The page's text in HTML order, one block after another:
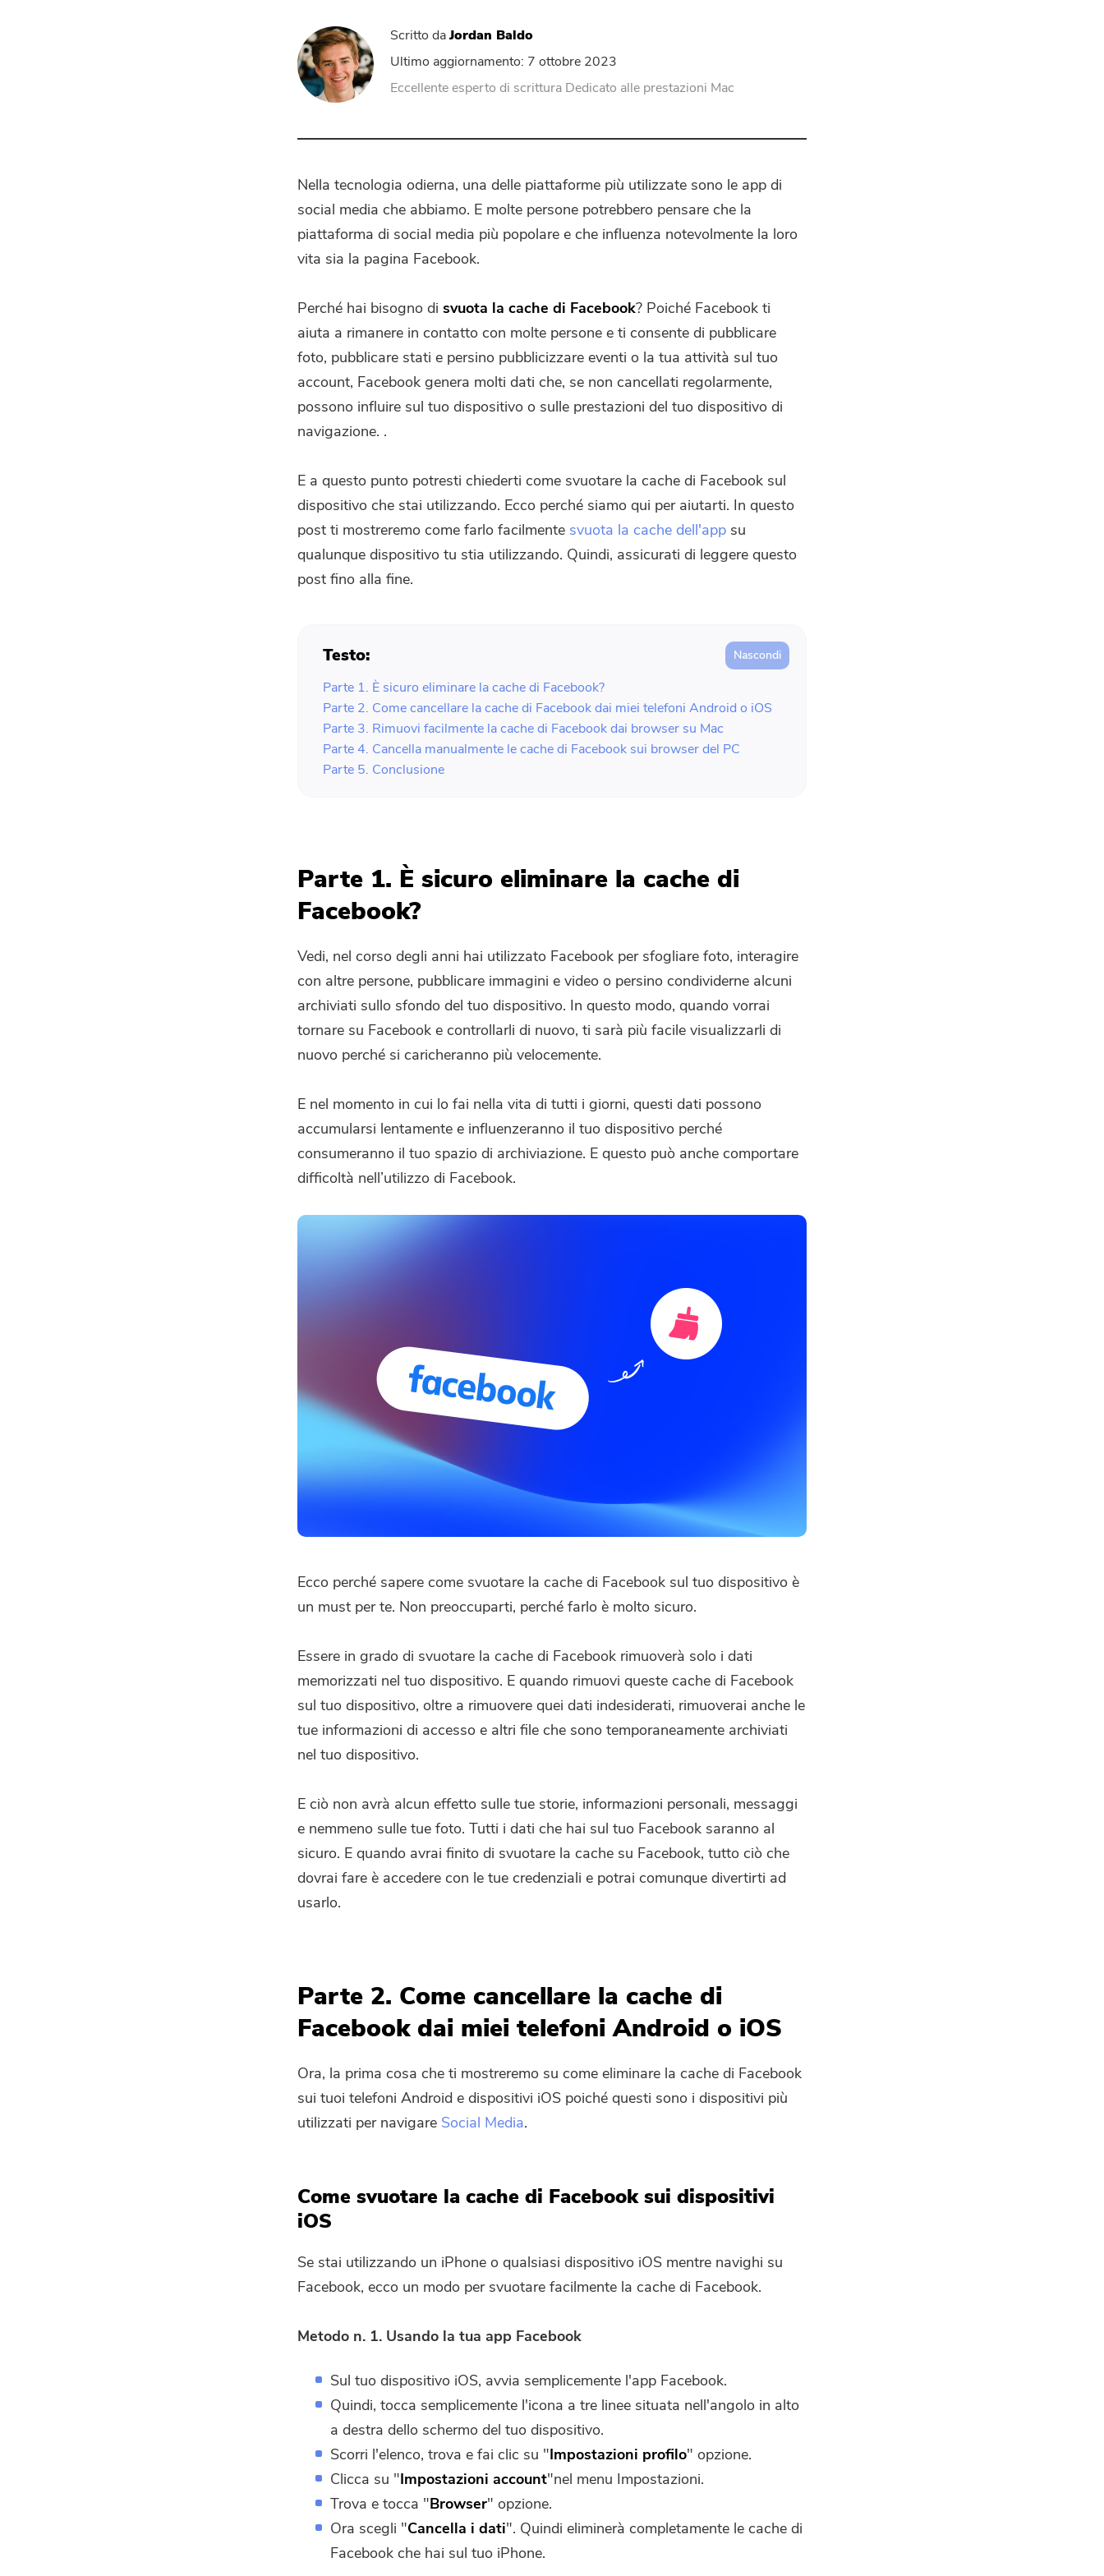
Scritto daJordan Baldo
Ultimo aggiornamento: 7 ottobre 2023
Eccellente esperto di scrittura Dedicato alle prestazioni Mac
Nella tecnologia odierna, una delle piattaforme più utilizzate sono le app di
social media che abbiamo. E molte persone potrebbero pensare che la
piattaforma di social media più popolare e che influenza notevolmente la loro
vita sia la pagina Facebook.
Perché hai bisogno di svuota la cache di Facebook? Poiché Facebook ti
aiuta a rimanere in contatto con molte persone e ti consente di pubblicare
foto, pubblicare stati e persino pubblicizzare eventi o la tua attività sul tuo
account, Facebook genera molti dati che, se non cancellati regolarmente,
possono influire sul tuo dispositivo o sulle prestazioni del tuo dispositivo di
navigazione. .
E a questo punto potresti chiederti come svuotare la cache di Facebook sul
dispositivo che stai utilizzando. Ecco perché siamo qui per aiutarti. In questo
post ti mostreremo come farlo facilmente svuota la cache dell'app su
qualunque dispositivo tu stia utilizzando. Quindi, assicurati di leggere questo
post fino alla fine.
Testo:
Parte 1. È sicuro eliminare la cache di Facebook?
Parte 2. Come cancellare la cache di Facebook dai miei telefoni Android o iOS
Parte 3. Rimuovi facilmente la cache di Facebook dai browser su Mac
Parte 4. Cancella manualmente le cache di Facebook sui browser del PC
Parte 5. Conclusione
Parte 1. È sicuro eliminare la cache di
Facebook?
Vedi, nel corso degli anni hai utilizzato Facebook per sfogliare foto, interagire
con altre persone, pubblicare immagini e video o persino condividerne alcuni
archiviati sullo sfondo del tuo dispositivo. In questo modo, quando vorrai
tornare su Facebook e controllarli di nuovo, ti sarà più facile visualizzarli di
nuovo perché si caricheranno più velocemente.
E nel momento in cui lo fai nella vita di tutti i giorni, questi dati possono
accumularsi lentamente e influenzeranno il tuo dispositivo perché
consumeranno il tuo spazio di archiviazione. E questo può anche comportare
difficoltà nell’utilizzo di Facebook.
Ecco perché sapere come svuotare la cache di Facebook sul tuo dispositivo è
un must per te. Non preoccuparti, perché farlo è molto sicuro.
Essere in grado di svuotare la cache di Facebook rimuoverà solo i dati
memorizzati nel tuo dispositivo. E quando rimuovi queste cache di Facebook
sul tuo dispositivo, oltre a rimuovere quei dati indesiderati, rimuoverai anche le
tue informazioni di accesso e altri file che sono temporaneamente archiviati
nel tuo dispositivo.
E ciò non avrà alcun effetto sulle tue storie, informazioni personali, messaggi
e nemmeno sulle tue foto. Tutti i dati che hai sul tuo Facebook saranno al
sicuro. E quando avrai finito di svuotare la cache su Facebook, tutto ciò che
dovrai fare è accedere con le tue credenziali e potrai comunque divertirti ad
usarlo.
Parte 2. Come cancellare la cache di
Facebook dai miei telefoni Android o iOS
Ora, la prima cosa che ti mostreremo su come eliminare la cache di Facebook
sui tuoi telefoni Android e dispositivi iOS poiché questi sono i dispositivi più
utilizzati per navigare Social Media.
Come svuotare la cache di Facebook sui dispositivi
iOS
Se stai utilizzando un iPhone o qualsiasi dispositivo iOS mentre navighi su
Facebook, ecco un modo per svuotare facilmente la cache di Facebook.
Metodo n. 1. Usando la tua app Facebook
Sul tuo dispositivo iOS, avvia semplicemente l'app Facebook.
Quindi, tocca semplicemente l'icona a tre linee situata nell'angolo in alto
a destra dello schermo del tuo dispositivo.
Scorri l'elenco, trova e fai clic su "Impostazioni profilo" opzione.
Clicca su "Impostazioni account"nel menu Impostazioni.
Trova e tocca "Browser" opzione.
Ora scegli "Cancella i dati". Quindi eliminerà completamente le cache di
Facebook che hai sul tuo iPhone.
Abbonati alle nostre notizie sulle
applicazioni iMyMac.
Invia